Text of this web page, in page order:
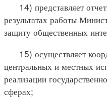
14) представляет
результатах работы
защиту общественных
15) осуществляет
центральных и местных
реализации
сферах;